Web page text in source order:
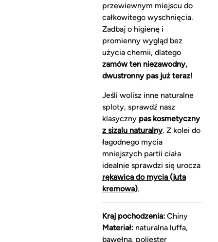
przewiewnym miejscu do
całkowitego wyschnięcia.
Zadbaj o higienę i
promienny wygląd bez
użycia chemii, dlatego
zamów ten niezawodny,
dwustronny pas już teraz!
Jeśli wolisz inne naturalne
sploty, sprawdź nasz
klasyczny pas kosmetyczny
z sizalu naturalny. Z kolei do
łagodnego mycia
mniejszych partii ciała
idealnie sprawdzi się urocza
rękawica do mycia (juta
kremowa).
Kraj pochodzenia:Chiny
Materiał:naturalna luffa,
bawełna, poliester